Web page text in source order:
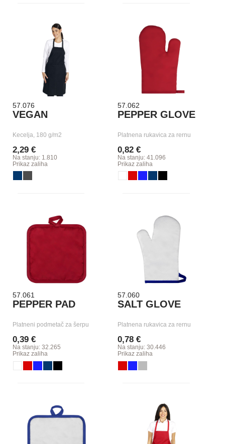
57.076
VEGAN
Kecelja, 180 g/m2
2,29 €
Na stanju: 1.810
Prikaz zaliha
57.062
PEPPER GLOVE
Platnena rukavica za rernu
0,82 €
Na stanju: 41.096
Prikaz zaliha
57.061
PEPPER PAD
Platneni podmetač za šerpu
0,39 €
Na stanju: 32.265
Prikaz zaliha
57.060
SALT GLOVE
Platnena rukavica za rernu
0,78 €
Na stanju: 30.446
Prikaz zaliha